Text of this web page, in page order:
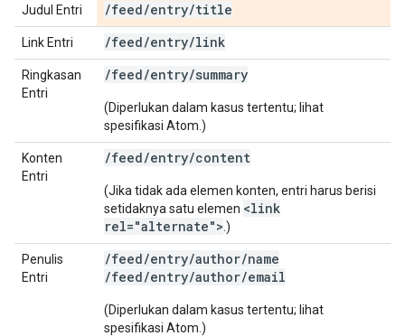
Judul Entri /feed/entry/title
Link Entri /feed/entry/link
Ringkasan
Entri
/feed/entry/summary
(Diperlukan dalam kasus tertentu; lihat
spesifikasi Atom.)
Konten
Entri
/feed/entry/content
(Jika tidak ada elemen konten, entri harus berisi
setidaknya satu elemen <link
rel="alternate"> .)
Penulis
Entri
/feed/entry/author/name
/feed/entry/author/email
(Diperlukan dalam kasus tertentu; lihat
spesifikasi Atom.)